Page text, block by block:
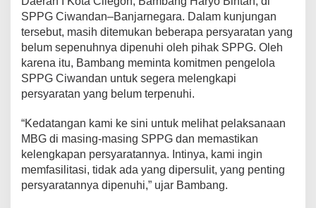
S
P
G
u
n
t
u
P
e
r
c
e
p
SPPG Ciwandan–Banjarnegara. Dalam kunjungan
tersebut, masih ditemukan beberapa persyaratan yang
belum sepenuhnya dipenuhi oleh pihak SPPG. Oleh
karena itu, Bambang meminta komitmen pengelola
SPPG Ciwandan untuk segera melengkapi
persyaratan yang belum terpenuhi.
“Kedatangan kami ke sini untuk melihat pelaksanaan
MBG di masing-masing SPPG dan memastikan
kelengkapan persyaratannya. Intinya, kami ingin
memfasilitasi, tidak ada yang dipersulit, yang penting
persyaratannya dipenuhi,” ujar Bambang.